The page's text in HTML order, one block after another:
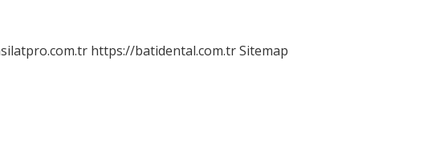
https://batidental.com.trSitemap